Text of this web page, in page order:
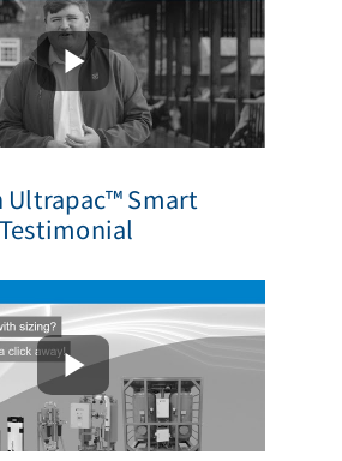
Ultrapac™ Smart